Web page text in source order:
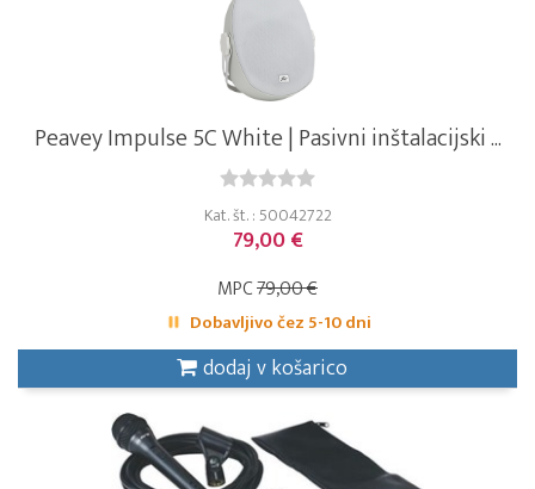
Peavey Impulse 5C White | Pasivni inštalacijski ...
Kat. št. : 50042722
79,00 €
MPC79,00 €
Dobavljivo čez 5-10 dni
dodaj v košarico